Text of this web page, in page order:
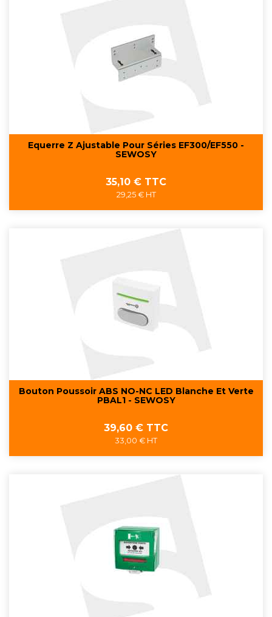
Equerre Z Ajustable Pour Séries EF300/EF550 -
SEWOSY
Prix
35,10 € TTC
29,25 € HT
Bouton Poussoir ABS NO-NC LED Blanche Et Verte
PBAL1 - SEWOSY
Prix
39,60 € TTC
33,00 € HT